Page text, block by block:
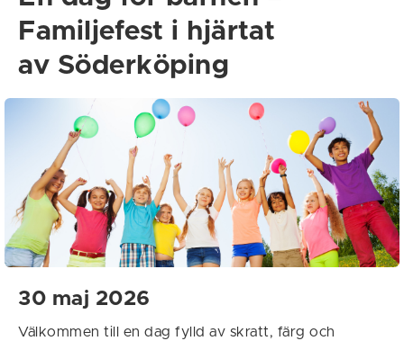
Familjefest i hjärtat
av Söderköping
30 maj 2026
Välkommen till en dag fylld av skratt, färg och